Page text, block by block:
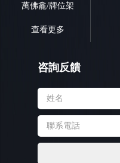
萬佛龕/牌位架
查看更多
咨詢反饋